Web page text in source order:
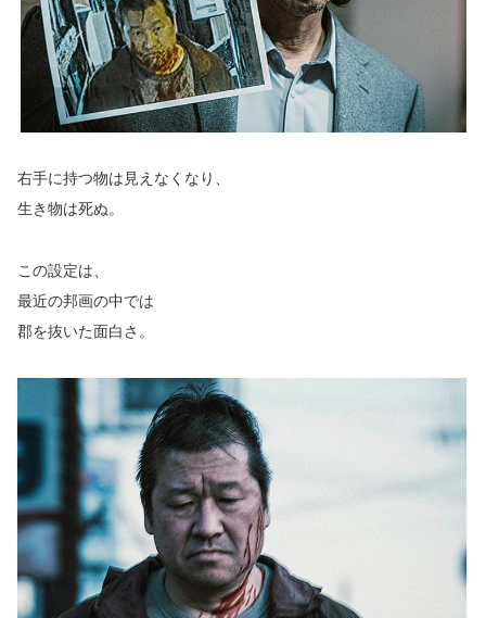
右手に持つ物は見えなくなり、
生き物は死ぬ。
この設定は、
最近の邦画の中では
郡を抜いた面白さ。